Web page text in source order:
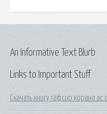
Links to Important Stuff
Скачать книгу тафсир корана ас
An Informative Text Blurb